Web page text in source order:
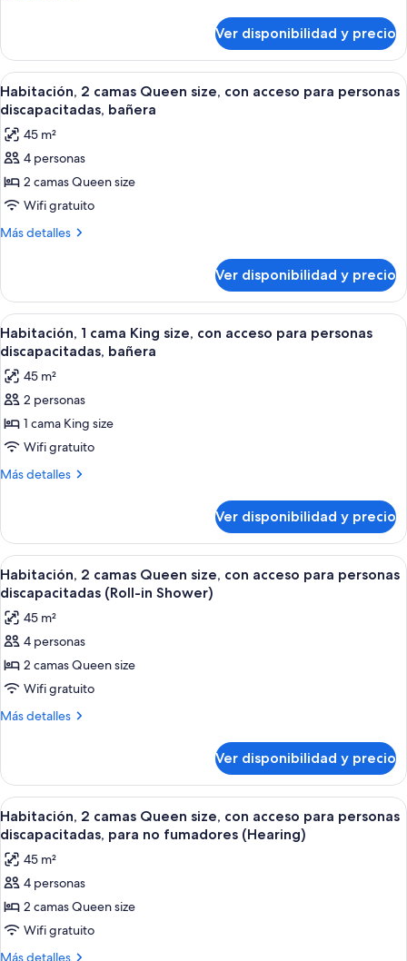
(Roll-
in
Shower)
para
no
fumadores
(Roll-
Shower)
Ver disponibilidad y precio
Ver
todas
las
fotos
de
Habitación,
2
camas
con
acceso
para
personas
discapacitadas,
bañera
Habitación de hotel con dos camas,
4
Habitación, 2 camas Queen size, con acceso para personas
discapacitadas, bañera
45 m²
4 personas
2 camas Queen size
Wifi gratuito
Más detalles
Más
2
camas
Queen
size,
acceso
para
personas
discapacitadas,
bañera
Ver disponibilidad y precio
Ver
todas
las
fotos
de
Habitación,
1
cama
con
acceso
para
personas
discapacitadas,
bañera
Habitación de hotel con una cama
5
Habitación, 1 cama King size, con acceso para personas
discapacitadas, bañera
45 m²
2 personas
1 cama King size
Wifi gratuito
Más detalles
Más
1
cama
King
size,
acceso
para
personas
discapacitadas,
bañera
Ver disponibilidad y precio
Ver
todas
las
fotos
de
Habitación,
2
camas
con
acceso
para
personas
discapacitadas
(Roll-
in
Shower)
Una habitación de hotel con dos
7
Habitación, 2 camas Queen size, con acceso para personas
discapacitadas (Roll-in Shower)
45 m²
4 personas
2 camas Queen size
Wifi gratuito
Más detalles
Más
2
camas
Queen
size,
acceso
para
personas
discapacitadas
(Roll-
Ver disponibilidad y precio
Ver
todas
las
fotos
de
Habitación,
2
camas
Habitación de hotel con televisor de
7
Habitación, 2 camas Queen size, con acceso para personas
discapacitadas, para no fumadores (Hearing)
45 m²
4 personas
2 camas Queen size
Wifi gratuito
Más detalles
Más